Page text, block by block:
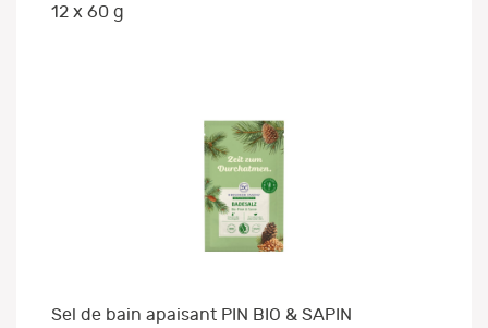
12 x 60 g
Sel de bain apaisant PIN BIO & SAPIN